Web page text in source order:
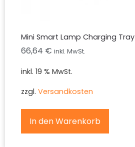
Mini Smart Lamp Charging Tray
66,64 € inkl. MwSt.
inkl. 19 % MwSt.
zzgl. Versandkosten
In den Warenkorb